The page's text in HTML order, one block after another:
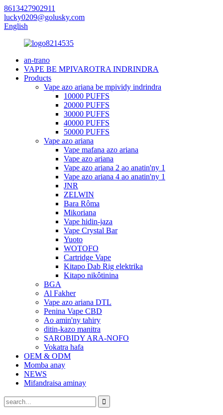
8613427902911
lucky0209@golusky.com
English
an-trano
VAPE BE MPIVAROTRA INDRINDRA
Products
Vape azo ariana be mpividy indrindra
10000 PUFFS
20000 PUFFS
30000 PUFFS
40000 PUFFS
50000 PUFFS
Vape azo ariana
Vape mafana azo ariana
Vape azo ariana
Vape azo ariana 2 ao anatin'ny 1
Vape azo ariana 4 ao anatin'ny 1
JNR
ZELWIN
Bara Rôma
Mikoriana
Vape hidin-jaza
Vape Crystal Bar
Yuoto
WOTOFO
Cartridge Vape
Kitapo Dab Rig elektrika
Kitapo nikôtinina
BGA
Al Fakher
Vape azo ariana DTL
Penina Vape CBD
Ao amin'ny tahiry
ditin-kazo manitra
SAROBIDY ARA-NOFO
Vokatra hafa
OEM & ODM
Momba anay
NEWS
Mifandraisa aminay